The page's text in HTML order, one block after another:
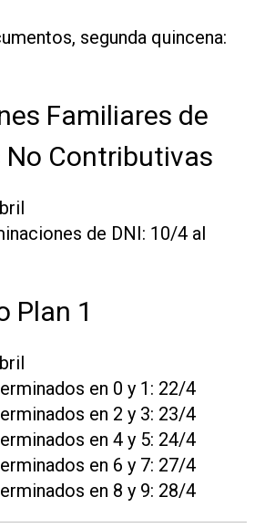
segunda quincena:
Familiares de
No Contributivas
de DNI: 10/4 al
Plan 1
en 0 y 1: 22/4
en 2 y 3: 23/4
en 4 y 5: 24/4
en 6 y 7: 27/4
en 8 y 9: 28/4